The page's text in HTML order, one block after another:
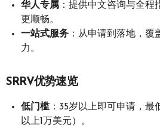
华人专属 ：提供中文咨询与全程
更顺畅。
一站式服务 ：从申请到落地，
力。
SRRV优势速览
低门槛 ：35岁以上即可申请，
以上1万美元）。